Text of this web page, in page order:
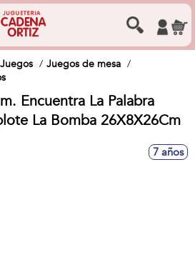
Juegos
Juegos de mesa
Encuentra La Palabra
La Bomba 26X8X26Cm
7 años